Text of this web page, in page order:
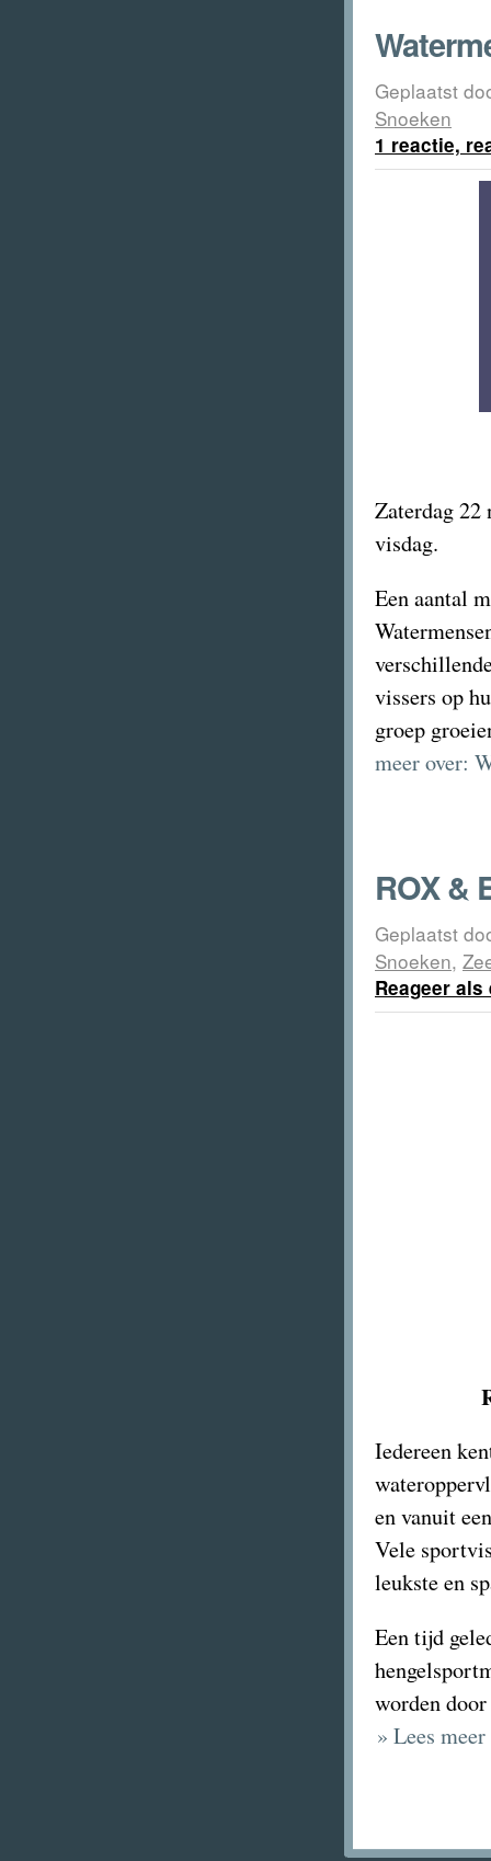
Geplaatst
Snoeken
1 reactie,
Zaterdag 22
visdag.
Een aantal
vissers op
groep
meer over:
ROX &
Geplaatst
Snoeken,
Reageer
Iedereen
en vanuit
Vele
leukste en
Een tijd
worden door
» Lees